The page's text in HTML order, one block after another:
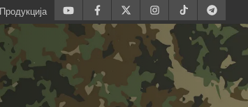
Продукција